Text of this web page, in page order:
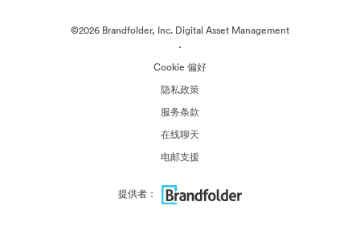
©2026 Brandfolder, Inc. Digital Asset Management
·
Cookie 偏好
隐私政策
服务条款
在线聊天
电邮支援
提供者：